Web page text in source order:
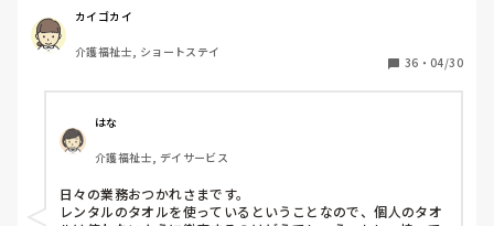
全面を考えると物を持っていただくことも難しい状況です。
職員によって腹帯の装着方法に差があり、緩みが生じている
ありましたら、ぜひ教えていただけると幸いです。よろしく
本人と家族とケアマネとレンタル業者に謝罪して、インシデ
ントを書きましたが、対策って何？
カイゴカイ
介護福祉士, ショートステイ
36 ・ 04/30
はな
介護福祉士, デイサービス
日々の業務おつかれさまです。
レンタルのタオルを使っているということなので、個人のタオ